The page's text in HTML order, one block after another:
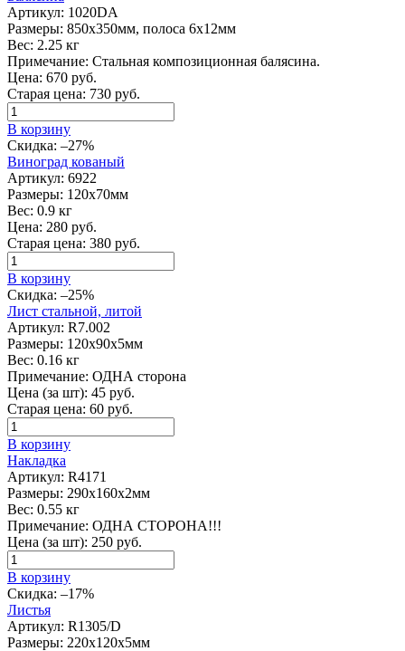
Артикул: 1020DA
Размеры: 850х350мм, полоса 6х12мм
Вес: 2.25 кг
Примечание: Стальная композиционная балясина.
Цена: 670 руб.
Старая цена: 730 руб.
В корзину
Скидка: –27%
Виноград кованый
Артикул: 6922
Размеры: 120х70мм
Вес: 0.9 кг
Цена: 280 руб.
Старая цена: 380 руб.
В корзину
Скидка: –25%
Лист стальной, литой
Артикул: R7.002
Размеры: 120х90х5мм
Вес: 0.16 кг
Примечание: ОДНА сторона
Цена (за шт): 45 руб.
Старая цена: 60 руб.
В корзину
Накладка
Артикул: R4171
Размеры: 290х160х2мм
Вес: 0.55 кг
Примечание: ОДНА СТОРОНА!!!
Цена (за шт): 250 руб.
В корзину
Скидка: –17%
Листья
Артикул: R1305/D
Размеры: 220х120х5мм